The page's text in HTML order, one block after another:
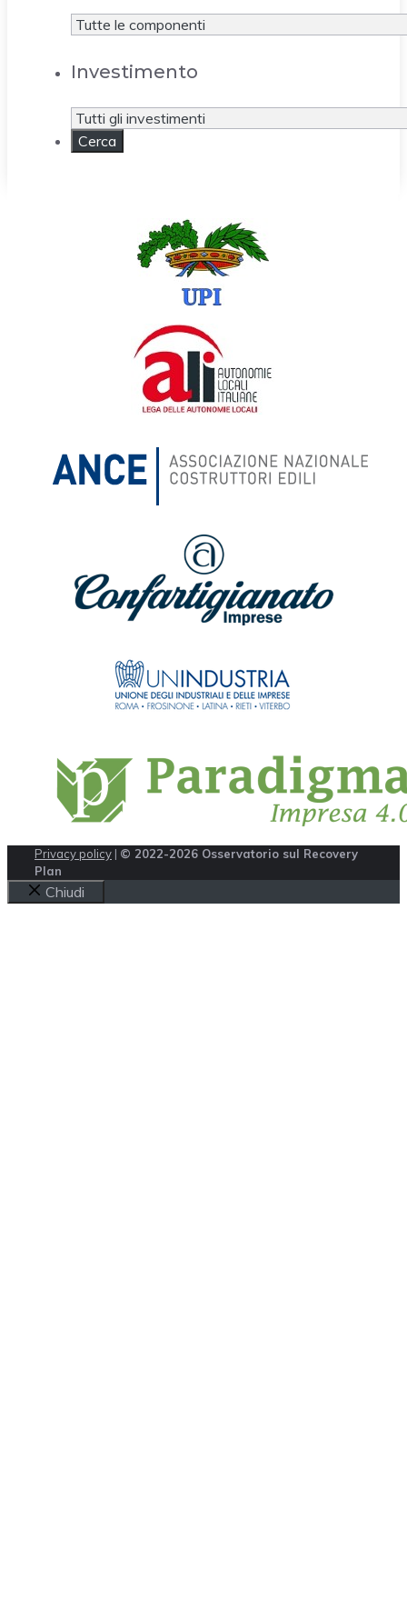
Investimento
Privacy policy | © 2022-2026 Osservatorio sul Recovery
Plan
Chiudi